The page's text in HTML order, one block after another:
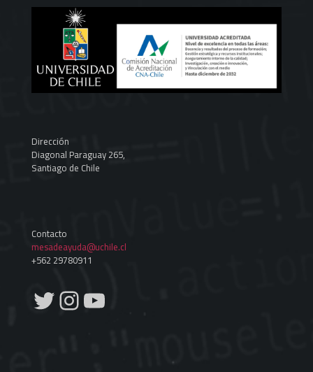
Dirección
Diagonal Paraguay 265,
Santiago de Chile
Contacto
mesadeayuda@uchile.cl
+562 29780911
Twitter
Instagram
YouTube